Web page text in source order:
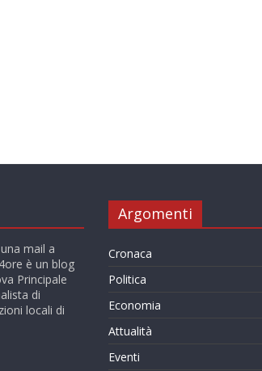
mail a
è un blog
Principale
di
locali di
Argomenti
Cronaca
Politica
Economia
Attualità
Eventi